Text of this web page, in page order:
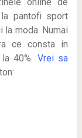
pantofi sport
la moda. Numai
ce consta in
40%. Vrei sa